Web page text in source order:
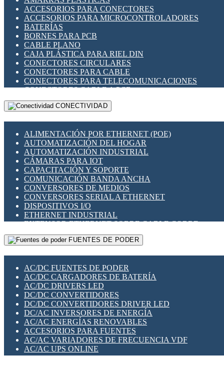
INDICADORES PARA PANEL
INTERFACES DE RELÉ
INTERRUPTORES FIN DE CARRERA
LLAVES CONMUTADORAS
MEDIDORES DE ENERGÍA Y TC'S DE CORRIENTE
MOTORES PASO A PASO
PANTALLAS HMI
PLC -CONTROLADORES LÓGICO PROGRAMABLES
PROGRAMADORES DE HORARIO
RELÉS DE PROTECCIÓN
SENSORES CAPACITIVOS
SENSORES INDUCTIVOS
TEMPORIZADORES
VARIACS
VARIADORES DE FRECUENCIA [VDF]
SECCIONADORES - INTERRUPTORES
MAQUINARIA
ACCESORIOS PARA CONECTORES
ACCESORIOS PARA MICROCONTROLADORES
BATERÍAS
BORNES PARA PCB
CABLE PLANO
CAJA PLÁSTICA PARA RIEL DIN
CONECTORES CIRCULARES
CONECTORES PARA CABLE
CONECTORES PARA TELECOMUNICACIONES
CONECTORES CABLE A PCB
CONECTORES PCB A CABLE
DIP SWITCHES
HERRAMIENTAS VARIAS
ILUMINACIÓN LED
INTERRUPTORES REED
INTERFACES DE RELÉ
OTROS RELÉS
PROTECCIÓN TÉRMICA
RELÉS AUTOMOTRICES
RELÉS DE SEÑAL
RELÉS DE ESTADO SÓLIDO SSR
RELÉS INDUSTRIALES
RELÉS MINIATURA DE POTENCIA
SENSORES MAGNÉTICOS
SWITCH Y MICROSWITCH
TARJETAS PI
UNIÓN Y DERIVACIÓN DE CABLE
CONECTIVIDAD
ALIMENTACIÓN POR ETHERNET (POE)
AUTOMATIZACIÓN DEL HOGAR
AUTOMATIZACIÓN INDUSTRIAL
CÁMARAS PARA IOT
CAPACITACIÓN Y SOPORTE
COMUNICACIÓN BANDA ANCHA
CONVERSORES DE MEDIOS
CONVERSORES SERIAL A ETHERNET
DISPOSITIVOS I/O
ETHERNET INDUSTRIAL
EXTENSOR ETHERNET SOBRE CABLE COBRE
GATEWAY LORAWAN
GESTIÓN DE REDES
PLACAS MODULARES IOT
SWITCHES Y REDES WIFI
SOLUCIONES IOT
SOLUCIONES LORAWAN
SOLUCIONES RED CELULAR
SEGURIDAD PARA REDES
SWITCHES LAN
TELEFONÍA IP (VOIP)
VIGILANCIA IP (CCTV)
MESHTASTIC
FUENTES DE PODER
AC/DC FUENTES DE PODER
AC/DC CARGADORES DE BATERÍA
AC/DC DRIVERS LED
DC/DC CONVERTIDORES
DC/DC CONVERTIDORES DRIVER LED
DC/AC INVERSORES DE ENERGÍA
AC/AC ENERGÍAS RENOVABLES
ACCESORIOS PARA FUENTES
AC/AC VARIADORES DE FRECUENCIA VDF
AC/AC UPS ONLINE